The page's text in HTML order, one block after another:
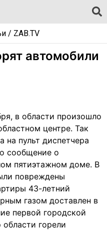
/ ZAB.TV
автомобили
в области произошло
центре. Так
на пульт диспетчера
сообщение о
пятиэтажном доме. В
повреждены
43-летний
газом доставлен в
первой городской
горели